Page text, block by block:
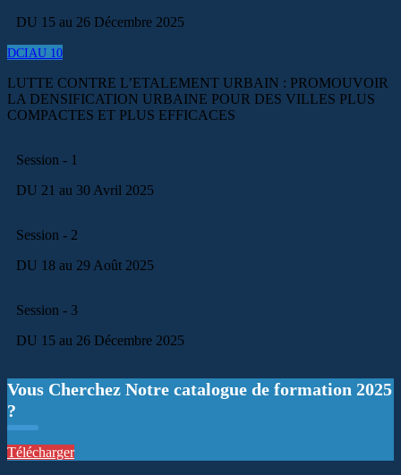
DU 15 au 26 Décembre 2025
DCIAU 10
LUTTE CONTRE L’ETALEMENT URBAIN : PROMOUVOIR
LA DENSIFICATION URBAINE POUR DES VILLES PLUS
COMPACTES ET PLUS EFFICACES
Session - 1
DU 21 au 30 Avril 2025
Session - 2
DU 18 au 29 Août 2025
Session - 3
DU 15 au 26 Décembre 2025
Vous Cherchez Notre catalogue de formation 2025
?
Télécharger